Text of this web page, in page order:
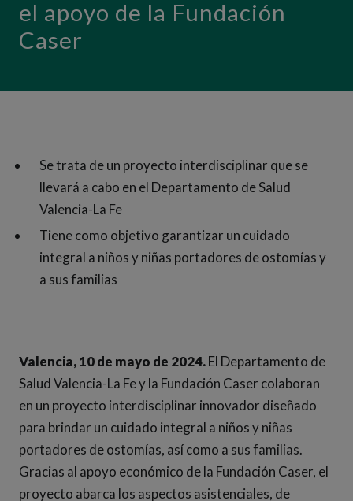
el apoyo de la Fundación
Caser
Se trata de un proyecto interdisciplinar que se
llevará a cabo en el Departamento de Salud
Valencia-La Fe
Tiene como objetivo garantizar un cuidado
integral a niños y niñas portadores de ostomías y
a sus familias
Valencia, 10 de mayo de 2024.El Departamento de
Salud Valencia-La Fe y la Fundación Caser colaboran
en un proyecto interdisciplinar innovador diseñado
para brindar un cuidado integral a niños y niñas
portadores de ostomías, así como a sus familias.
Gracias al apoyo económico de la Fundación Caser, el
proyecto abarca los aspectos asistenciales, de